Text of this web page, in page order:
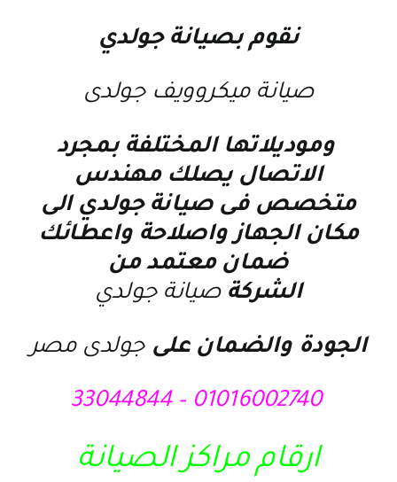
نقوم بصيانة جولدي
صيانة ميكروويف جولدى
وموديلاتها المختلفة بمجرد
الاتصال يصلك مهندس
متخصص فىصيانة جولدي الى
مكان الجهاز واصلاحة واعطائك
ضمان معتمد من
الشركة صيانة جولدي
الجودة والضمان على جولدى مصر
01016002740 – 33044844
ارقام مراكز الصيانة